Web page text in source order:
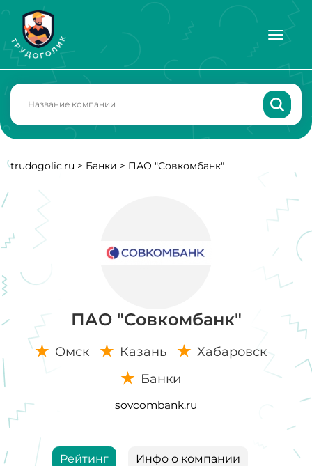
trudogolic.ru > Банки > ПАО "Совкомбанк"
ПАО "Совкомбанк"
Омск Казань
Хабаровск
Банки
sovcombank.ru
Рейтинг Инфо о компании